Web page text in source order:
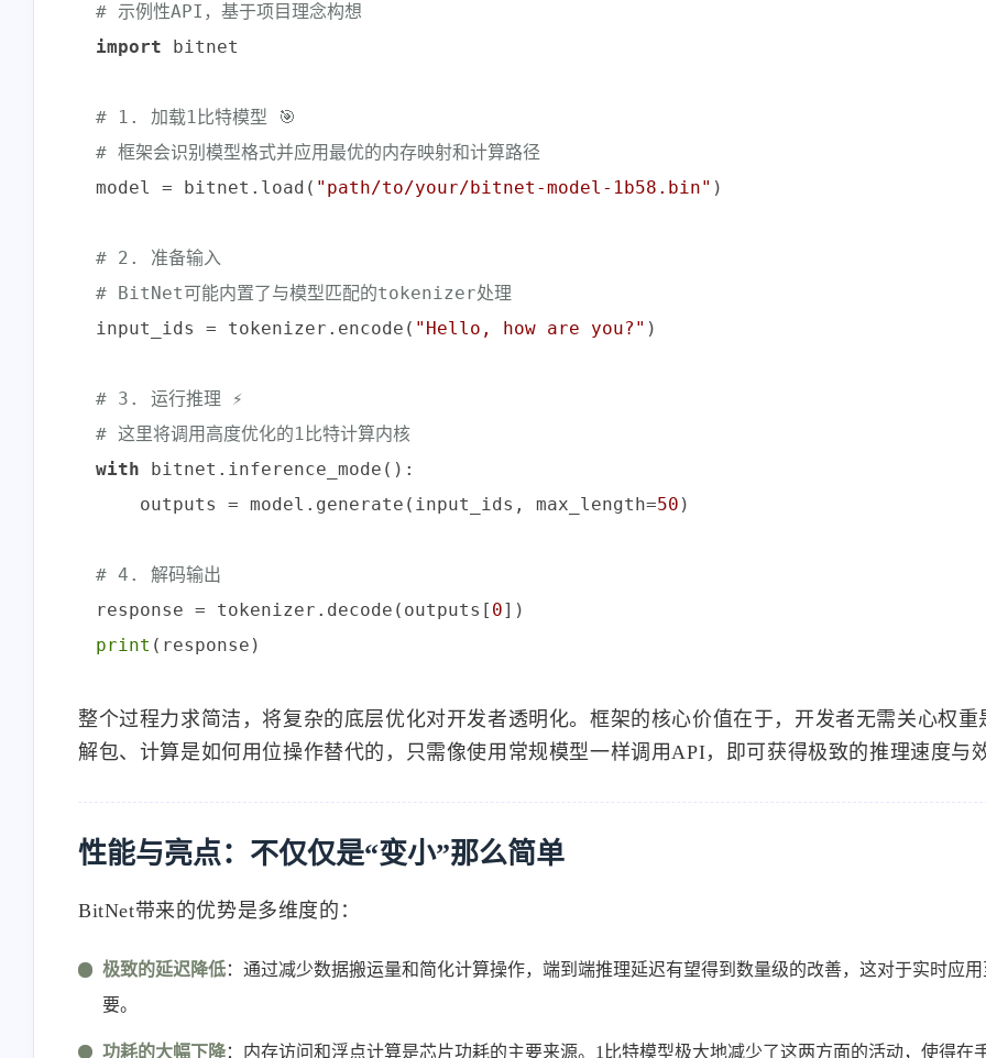
# 示例性API，基于项目理念构想
import bitnet
# 1. 加载1比特模型 🎯
# 框架会识别模型格式并应用最优的内存映射和计算路径
model = bitnet.load( "path/to/your/bitnet-model-1b58.bin" )
# 2. 准备输入
# BitNet可能内置了与模型匹配的tokenizer处理
input_ids = tokenizer.encode( "Hello, how are you?" )
# 3. 运行推理 ⚡
# 这里将调用高度优化的1比特计算内核
with bitnet.inference_mode():
    outputs = model.generate(input_ids, max_length=
50 )
# 4. 解码输出
response = tokenizer.decode(outputs[ 0
print
整个过程力求简洁，将复杂的底层优化对开发者透明化。框架的核心价值在于，开发者无需关心权重
解包、计算是如何用位操作替代的，只需像使用常规模型一样调用API，即可获得极致的推理速度与
性能与亮点：不仅仅是“变小”那么简单
BitNet带来的优势是多维度的：
极致的延迟降低：通过减少数据搬运量和简化计算操作，端到端推理延迟有望得到数量级的改善，这对于实时应
要。
功耗的大幅下降：内存访问和浮点计算是芯片功耗的主要来源。1比特模型极大地减少了这两方面的活动，使得在